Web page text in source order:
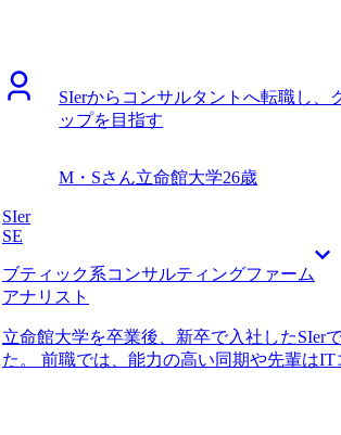
え、もっと自分の業績が評価される現場
しました。 事業会社とコンサルタントの
の方が年収の水準が圧倒的に高かったこと
アップを考えても、一度ビジネスサイド
や、スタートアップに強いエージェントさ
が、コンサルティングファームへの転職支
抜けていると感じていました。そのため転
は MyVisionさんしかないと思いました。
ンサルティングファームでマーケティン
トアップに入ったりと、色々なキャリアを
ームの良い面だけでなく大変で苦労する面
で、とても信頼ができました。 丁寧な選
整理して、正しく伝えることは得意でし
ュニケーションは苦手だったので、そこを
ともありましたが、大久保さんは粘り強
SIerからコンサルタントへ転職し
ップを目指す
M・Sさん立命館大学26歳
SIer
SE
ブティック系コンサルティングファーム
アナリスト
立命館大学を卒業後、新卒で入社したSIer
た。 前職では、能力の高い同期や先輩は
ったこともあり、4年ほど勤めて一通りの